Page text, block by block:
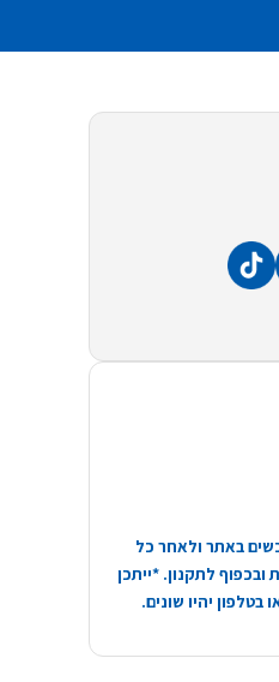
באתר ולאחר כל
לתקנון. *ייתכן
יהיו שונים.